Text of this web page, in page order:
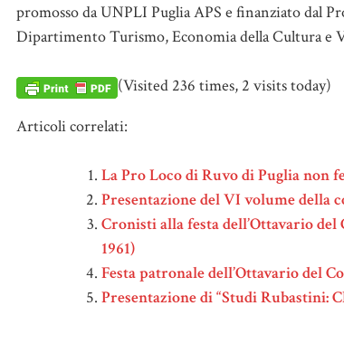
promosso da UNPLI Puglia APS e finanziato dal
Dipartimento Turismo, Economia della Cultura e
(Visited 236 times, 2 visits today)
Articoli correlati:
La Pro Loco di Ruvo di Puglia non
Presentazione del VI volume della
Cronisti alla festa dell’Ottavario
1961)
Festa patronale dell’Ottavario del
Presentazione di “Studi Rubastini: